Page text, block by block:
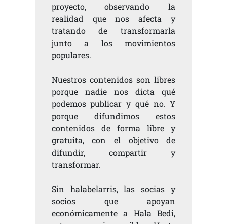
proyecto, observando la
realidad que nos afecta y
tratando de transformarla
junto a los movimientos
populares.
Nuestros contenidos son libres
porque nadie nos dicta qué
podemos publicar y qué no. Y
porque difundimos estos
contenidos de forma libre y
gratuita, con el objetivo de
difundir, compartir y
transformar.
Sin halabelarris, las socias y
socios que apoyan
económicamente a Hala Bedi,